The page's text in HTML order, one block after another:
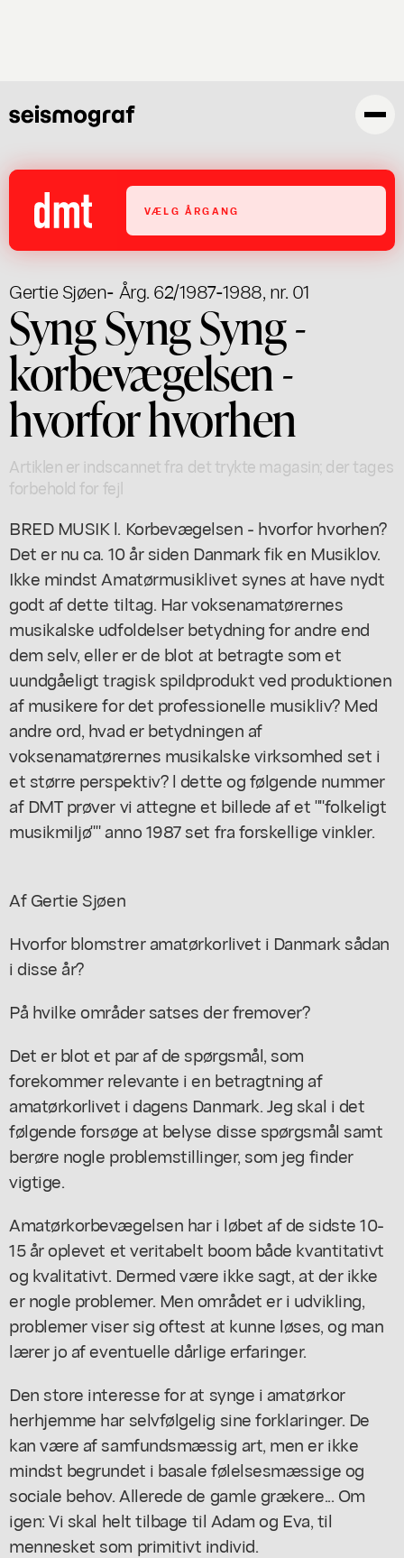
VÆLG ÅRGANG
Gertie Sjøen- Årg. 62/1987-1988, nr. 01
Syng Syng Syng -
korbevægelsen -
hvorfor hvorhen
Artiklen er indscannet fra det trykte magasin; der tages
forbehold for fejl
BRED MUSIK l. Korbevægelsen - hvorfor hvorhen?
Det er nu ca. 10 år siden Danmark fik en Musiklov.
Ikke mindst Amatørmusiklivet synes at have nydt
godt af dette tiltag. Har voksenamatørernes
musikalske udfoldelser betydning for andre end
dem selv, eller er de blot at betragte som et
uundgåeligt tragisk spildprodukt ved produktionen
af musikere for det professionelle musikliv? Med
andre ord, hvad er betydningen af
voksenamatørernes musikalske virksomhed set i
et større perspektiv? l dette og følgende nummer
af DMT prøver vi attegne et billede af et ""folkeligt
musikmiljø"" anno 1987 set fra forskellige vinkler.
Af Gertie Sjøen
Hvorfor blomstrer amatørkorlivet i Danmark sådan
i disse år?
På hvilke områder satses der fremover?
Det er blot et par af de spørgsmål, som
forekommer relevante i en betragtning af
amatørkorlivet i dagens Danmark. Jeg skal i det
følgende forsøge at belyse disse spørgsmål samt
berøre nogle problemstillinger, som jeg finder
vigtige.
Amatørkorbevægelsen har i løbet af de sidste 10-
15 år oplevet et veritabelt boom både kvantitativt
og kvalitativt. Dermed være ikke sagt, at der ikke
er nogle problemer. Men området er i udvikling,
problemer viser sig oftest at kunne løses, og man
lærer jo af eventuelle dårlige erfaringer.
Den store interesse for at synge i amatørkor
herhjemme har selvfølgelig sine forklaringer. De
kan være af samfundsmæssig art, men er ikke
mindst begrundet i basale følelsesmæssige og
sociale behov. Allerede de gamle grækere... Om
igen: Vi skal helt tilbage til Adam og Eva, til
mennesket som primitivt individ.